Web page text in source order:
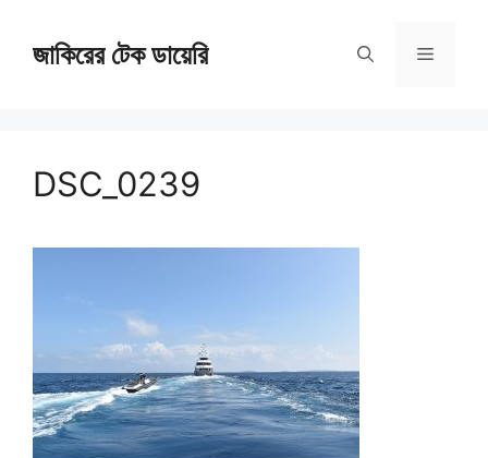
জাকিরের টেক ডায়েরি Menu
DSC_0239